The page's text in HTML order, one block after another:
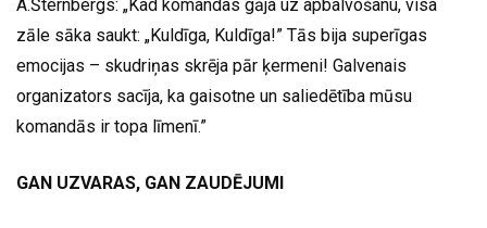
A.Šternbergs: „Kad komandas gāja uz apbalvošanu, visa
zāle sāka saukt: „Kuldīga, Kuldīga!” Tās bija superīgas
emocijas – skudriņas skrēja pār ķermeni! Galvenais
organizators sacīja, ka gaisotne un saliedētība mūsu
komandās ir topa līmenī.”
GAN UZVARAS, GAN ZAUDĒJUMI